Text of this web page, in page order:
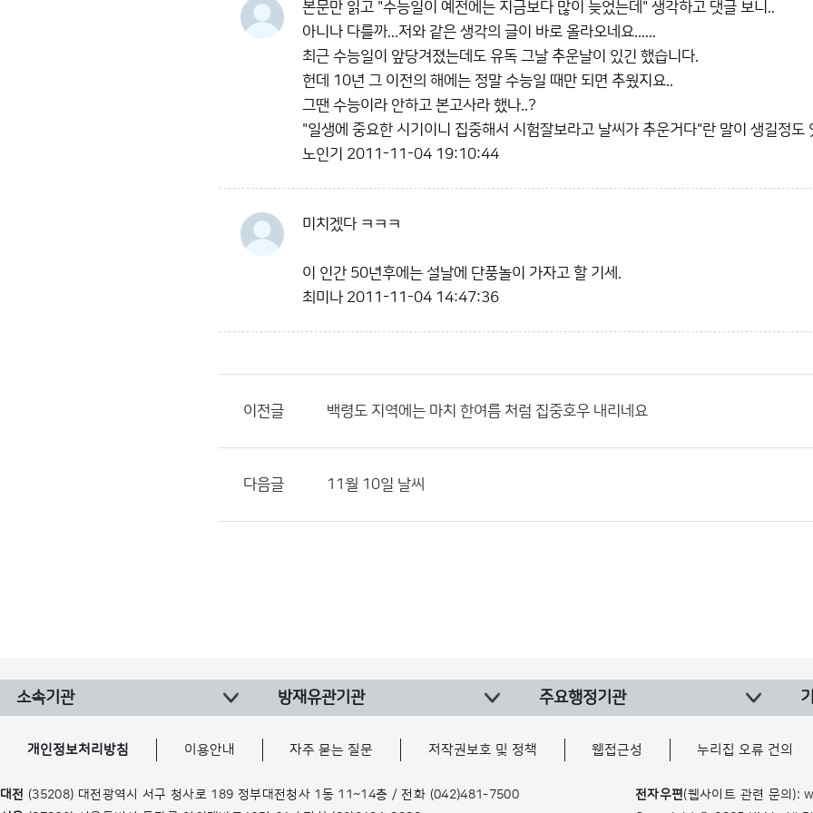
본문만 읽고 "수능일이 예전에는 지금보다 많이 늦었는데" 생각하고 댓글 보니..
아니나 다를까...저와 같은 생각의 글이 바로 올라오네요......
최근 수능일이 앞당겨졌는데도 유독 그날 추운날이 있긴 했습니다.
헌데 10년 그 이전의 해에는 정말 수능일 때만 되면 추웠지요..
그땐 수능이라 안하고 본고사라 했나..?
"일생에 중요한 시기이니 집중해서 시험잘보라고 날씨가 추운거다"란 말이 생길정도
노인기 2011-11-04 19:10:44
미치겠다 ㅋㅋㅋ
이 인간 50년후에는 설날에 단풍놀이 가자고 할 기세.
최미나 2011-11-04 14:47:36
이전글 백령도 지역에는 마치 한여름 처럼 집중호우 내리네요
다음글 11월 10일 날씨
소속기관 방재유관기관 주요행정기관
개인정보처리방침 이용안내 자주 묻는 질문 저작권보호 및 정책 웹접근성 누리집 오류 건의
대전 (35208) 대전광역시 서구 청사로 189 정부대전청사 1동 11~14층 / 전화 (042)481-7500
전자우편(웹사이트 관련 문의